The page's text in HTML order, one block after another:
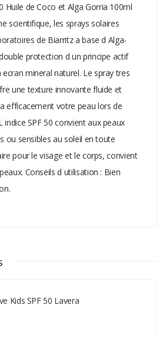
Huile de Coco et Alga Gorria 100ml
scientifique, les sprays solaires
de Biarritz a base d Alga-
protection d un principe actif
mineral naturel. Le spray tres
une texture innovante fluide et
efficacement votre peau lors de
SPF 50 convient aux peaux
ou sensibles au soleil en toute
pour le visage et le corps, convient
Conseils d utilisation : Bien
Kids SPF 50 Lavera